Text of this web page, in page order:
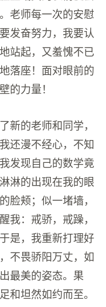
老师每一次的安慰
发奋努力，我要认
站起，又羞愧不已
落座！面对眼前的
的力量！
新的老师和同学，
还漫不经心，不知
发现自己的数学竟
淋的出现在我的眼
脸颊；似一堵墙，
我：戒骄，戒躁，
是，我重新打理好
不畏骄阳万丈，如
最美的姿态。果
和坦然如约而至。